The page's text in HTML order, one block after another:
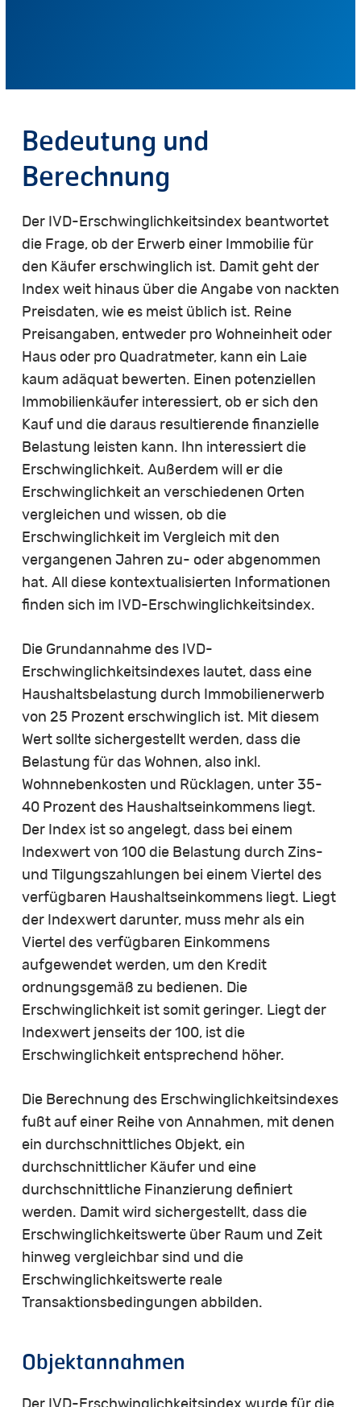
Bedeutung und
Berechnung
Der IVD-Erschwinglichkeitsindex beantwortet
die Frage, ob der Erwerb einer Immobilie für
den Käufer erschwinglich ist. Damit geht der
Index weit hinaus über die Angabe von nackten
Preisdaten, wie es meist üblich ist. Reine
Preisangaben, entweder pro Wohneinheit oder
Haus oder pro Quadratmeter, kann ein Laie
kaum adäquat bewerten. Einen potenziellen
Immobilienkäufer interessiert, ob er sich den
Kauf und die daraus resultierende finanzielle
Belastung leisten kann. Ihn interessiert die
Erschwinglichkeit. Außerdem will er die
Erschwinglichkeit an verschiedenen Orten
vergleichen und wissen, ob die
Erschwinglichkeit im Vergleich mit den
vergangenen Jahren zu- oder abgenommen
hat. All diese kontextualisierten Informationen
finden sich im IVD-Erschwinglichkeitsindex.
Die Grundannahme des IVD-
Erschwinglichkeitsindexes lautet, dass eine
Haushaltsbelastung durch Immobilienerwerb
von 25 Prozent erschwinglich ist. Mit diesem
Wert sollte sichergestellt werden, dass die
Belastung für das Wohnen, also inkl.
Wohnnebenkosten und Rücklagen, unter 35-
40 Prozent des Haushaltseinkommens liegt.
Der Index ist so angelegt, dass bei einem
Indexwert von 100 die Belastung durch Zins-
und Tilgungszahlungen bei einem Viertel des
verfügbaren Haushaltseinkommens liegt. Liegt
der Indexwert darunter, muss mehr als ein
Viertel des verfügbaren Einkommens
aufgewendet werden, um den Kredit
ordnungsgemäß zu bedienen. Die
Erschwinglichkeit ist somit geringer. Liegt der
Indexwert jenseits der 100, ist die
Erschwinglichkeit entsprechend höher.
Die Berechnung des Erschwinglichkeitsindexes
fußt auf einer Reihe von Annahmen, mit denen
ein durchschnittliches Objekt, ein
durchschnittlicher Käufer und eine
durchschnittliche Finanzierung definiert
werden. Damit wird sichergestellt, dass die
Erschwinglichkeitswerte über Raum und Zeit
hinweg vergleichbar sind und die
Erschwinglichkeitswerte reale
Transaktionsbedingungen abbilden.
Objektannahmen